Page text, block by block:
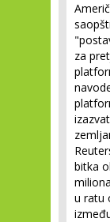
za
bitka
u ratu